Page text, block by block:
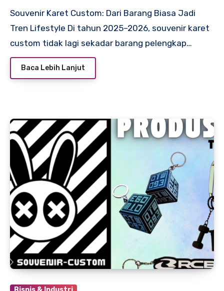
Lifestyle
Souvenir Karet Custom: Dari Barang Biasa Jadi
Tren Lifestyle Di tahun 2025–2026, souvenir karet
custom tidak lagi sekadar barang pelengkap…
Baca Lebih Lanjut